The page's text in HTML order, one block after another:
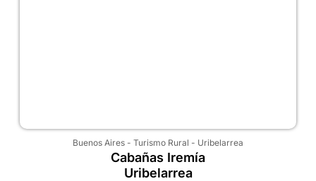
Buenos Aires - Turismo Rural - Uribelarrea
Cabañas Iremía
Uribelarrea